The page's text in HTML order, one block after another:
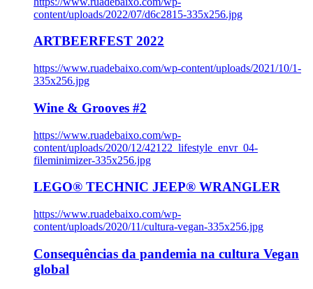
content/uploads/2022/07/d6c2815-335x256.jpg
ARTBEERFEST 2022
https://www.ruadebaixo.com/wp-content/uploads/2021/10/1-
335x256.jpg
Wine & Grooves #2
https://www.ruadebaixo.com/wp-
content/uploads/2020/12/42122_lifestyle_envr_04-
fileminimizer-335x256.jpg
LEGO® TECHNIC JEEP® WRANGLER
https://www.ruadebaixo.com/wp-
content/uploads/2020/11/cultura-vegan-335x256.jpg
Consequências da pandemia na cultura Vegan
global